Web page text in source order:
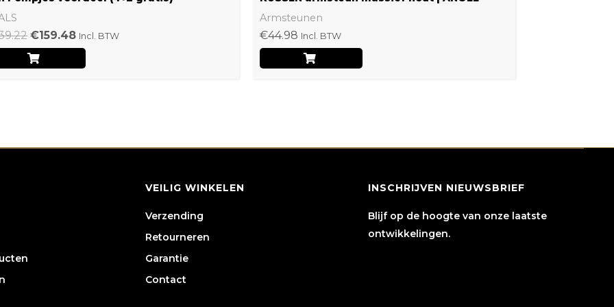
€159.48 Incl. BTW
Armsteunen
€44.98 Incl. BTW
VEILIG WINKELEN
Verzending
Retourneren
Garantie
Contact
INSCHRIJVEN NIEUWSBRIEF
Blijf op de hoogte van onze laatste
ontwikkelingen.